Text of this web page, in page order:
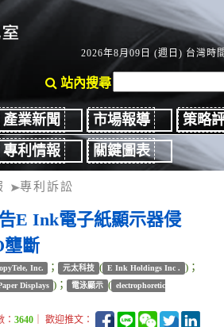
2026年8月09日 (週日) 台灣時
站內搜尋
產業新聞 市場報導
策略
專利情報
關鍵圖表
專利訴訟
E Ink電子紙顯示器侵
壟斷
Inc. ； 元太科技 ( E Ink Holdings Inc . )；
Displays )； 電泳顯示 ( electrophoretic
：3640 ｜ 歡迎推文：